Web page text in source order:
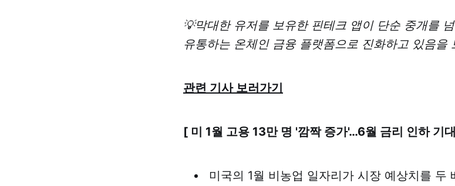
💡막대한 유저를 보유한 핀테크 앱이 단순 중개를
유통하는 온체인 금융 플랫폼으로 진화하고 있음을
관련 기사 보러가기
[ 미 1월 고용 13만 명 '깜짝 증가'…6월 금리 인하 기
미국의 1월 비농업 일자리가 시장 예상치를 두